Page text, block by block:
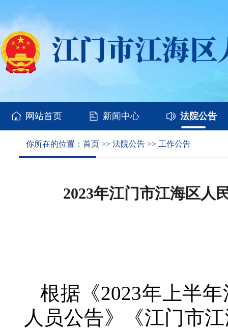
网站首页 新闻中心 法院公告
你所在的位置： 首页 >> 法院公告 >> 工作公告
2023年江门市江海区人
根据《2023年上半
人员公告》《江门市